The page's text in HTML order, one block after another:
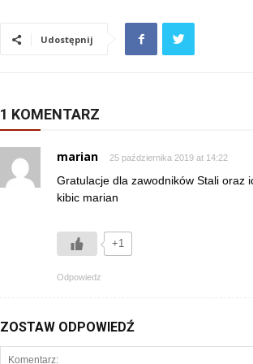
Udostępnij
1 KOMENTARZ
marian 25 października 2019 at 14:22
Gratulacje dla zawodników Stali oraz
kibic marian
+1
Odpowiedz
ZOSTAW ODPOWIEDŹ